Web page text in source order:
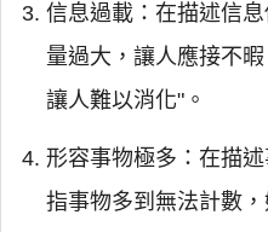
信息過載：在描述信
量過大，讓人應接不
讓人難以消化"。
形容事物極多：在描
指事物多到無法計數